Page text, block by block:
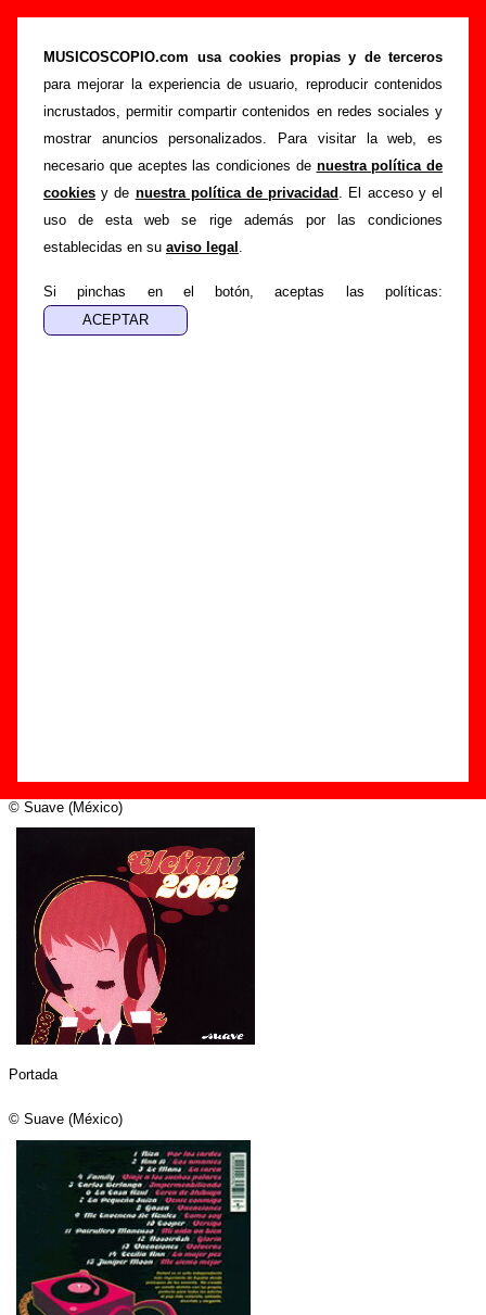
MUSICOSCOPIO.com usa cookies propias y de terceros
para mejorar la experiencia de usuario, reproducir contenidos
incrustados, permitir compartir contenidos en redes sociales y
mostrar anuncios personalizados. Para visitar la web, es
necesario que aceptes las condiciones de nuestra política de
cookies y de nuestra política de privacidad . El acceso y el
uso de esta web se rige además por las condiciones
establecidas en su aviso legal .
Si pinchas en el botón, aceptas las políticas:
Elefant 2002 (CD, 2002) - Varios grupos
Portada >Varios artistas >Discos de 2002 >Elefant 2002
Esta página pretende recopilar todo tipo de información
sobre eldisco “Elefant 2002” , interpretado por
Varios
artistas. Además del listado de canciones incluidas en el
disco, también se mostrarán en esta página otros tipos de
información a medida que estén disponibles: los datos
relacionados con su publicación, los créditos de la grabación
responsables de la grabación, las mezclas y la
masterización), información sobre otras ediciones en otros
© Suave (México)
Portada
© Suave (México)